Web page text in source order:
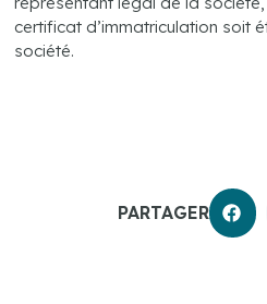
certificat d’immatriculation soit
société.
PARTAGER